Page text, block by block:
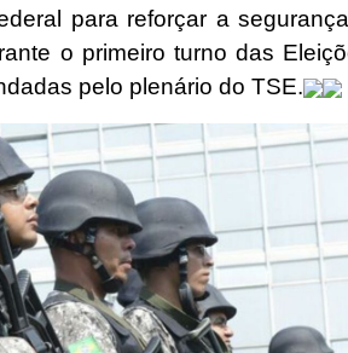
para reforçar a
o primeiro turno das
pelo plenário do TSE.